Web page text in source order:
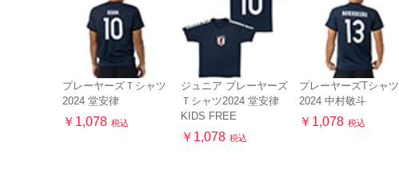
プレーヤーズＴシャツ
2024 堂安律
￥1,078 税込
ジュニア プレーヤーズ
Ｔシャツ2024 堂安律
KIDS FREE
￥1,078 税込
プレーヤーズTシャツ
2024 中村敬斗
￥1,078 税込